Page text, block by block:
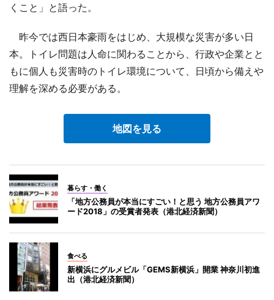
くこと」と語った。
昨今では西日本豪雨をはじめ、大規模な災害が多い日
本。トイレ問題は人命に関わることから、行政や企業とと
もに個人も災害時のトイレ環境について、日頃から備えや
理解を深める必要がある。
地図を見る
暮らす・働く
「地方公務員が本当にすごい！と思う 地方公務員アワ
ード2018」の受賞者発表（港北経済新聞）
食べる
新横浜にグルメビル「GEMS新横浜」開業 神奈川初進
出（港北経済新聞）